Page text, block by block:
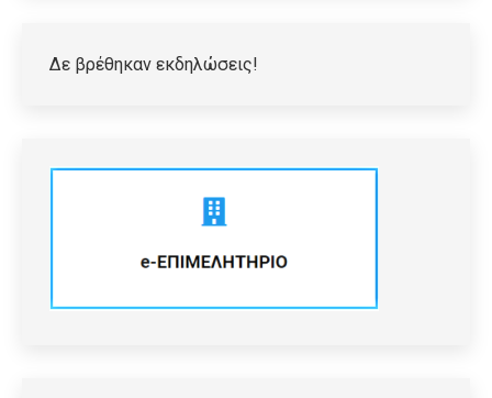
Δε βρέθηκαν εκδηλώσεις!